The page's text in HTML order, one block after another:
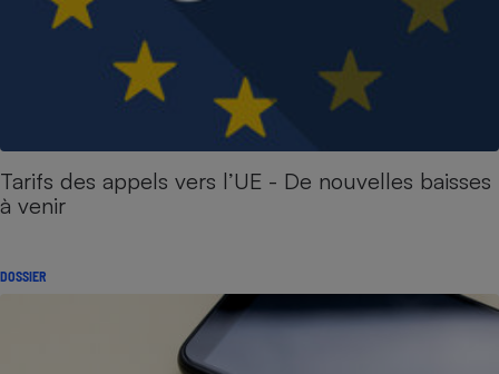
Tarifs des appels vers l’UE - De nouvelles baisses
à venir
DOSSIER